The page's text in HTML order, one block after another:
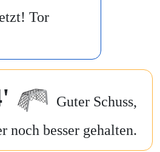
Tor
Guter Schuss,
noch besser gehalten.